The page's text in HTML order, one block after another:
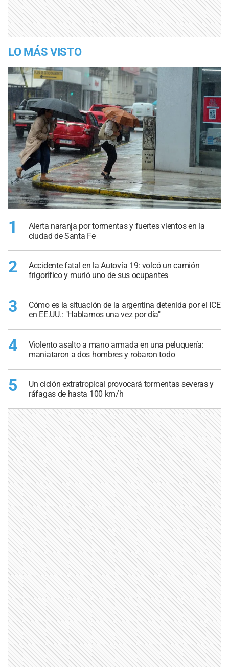
LO MÁS VISTO
1
Alerta naranja por tormentas y fuertes vientos en la
ciudad de Santa Fe
2
Accidente fatal en la Autovía 19: volcó un camión
frigorífico y murió uno de sus ocupantes
3
Cómo es la situación de la argentina detenida por el ICE
en EE.UU.: "Hablamos una vez por día"
4
Violento asalto a mano armada en una peluquería:
maniataron a dos hombres y robaron todo
5
Un ciclón extratropical provocará tormentas severas y
ráfagas de hasta 100 km/h